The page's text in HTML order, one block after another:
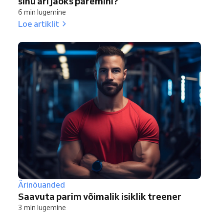
6 min lugemine
Loe artiklit
Ärinõuanded
Saavuta parim võimalik isiklik treener
3 min lugemine